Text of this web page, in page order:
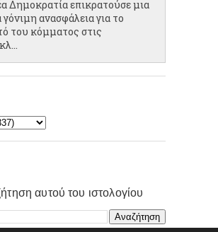
Δημοκρατία επικρατούσε μια
γόνιμη ανασφάλεια για το
του κόμματος στις
αυτού του ιστολογίου